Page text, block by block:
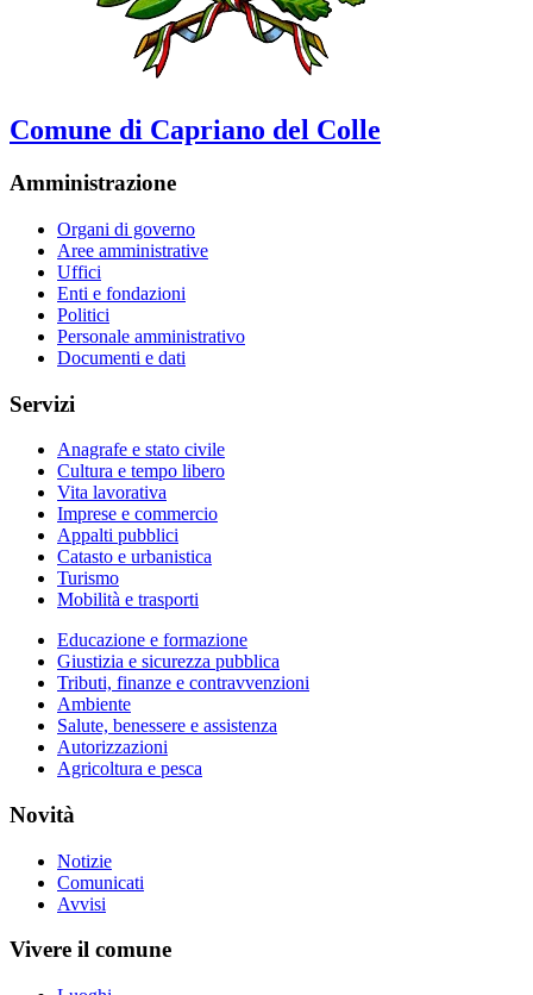
Comune di Capriano del Colle
Amministrazione
Organi di governo
Aree amministrative
Uffici
Enti e fondazioni
Politici
Personale amministrativo
Documenti e dati
Servizi
Anagrafe e stato civile
Cultura e tempo libero
Vita lavorativa
Imprese e commercio
Appalti pubblici
Catasto e urbanistica
Turismo
Mobilità e trasporti
Educazione e formazione
Giustizia e sicurezza pubblica
Tributi, finanze e contravvenzioni
Ambiente
Salute, benessere e assistenza
Autorizzazioni
Agricoltura e pesca
Novità
Notizie
Comunicati
Avvisi
Vivere il comune